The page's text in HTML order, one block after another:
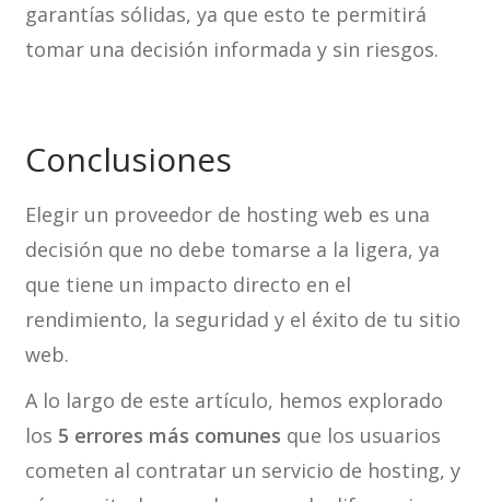
garantías sólidas, ya que esto te permitirá
tomar una decisión informada y sin riesgos.
Conclusiones
Elegir un proveedor de hosting web es una
decisión que no debe tomarse a la ligera, ya
que tiene un impacto directo en el
rendimiento, la seguridad y el éxito de tu sitio
web.
A lo largo de este artículo, hemos explorado
los 5 errores más comunes que los usuarios
cometen al contratar un servicio de hosting, y